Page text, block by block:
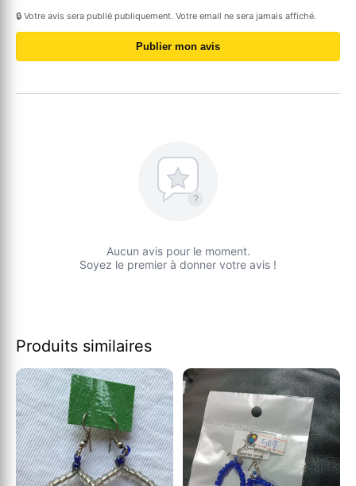
🔒 Votre avis sera publié publiquement. Votre email ne sera jamais affiché.
Publier mon avis
?
Aucun avis pour le moment.
Soyez le premier à donner votre avis !
Produits similaires